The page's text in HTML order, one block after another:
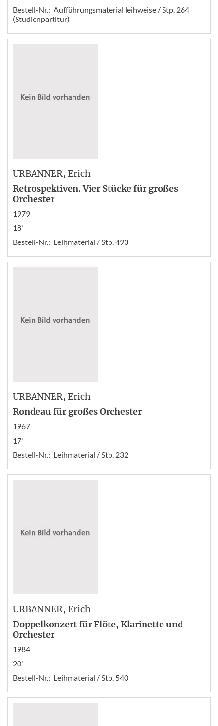
Bestell-Nr.: Aufführungsmaterial leihweise / Stp. 264
(Studienpartitur)
URBANNER, Erich
Retrospektiven. Vier Stücke für großes
Orchester
1979
18'
Bestell-Nr.: Leihmaterial / Stp. 493
URBANNER, Erich
Rondeau für großes Orchester
1967
17'
Bestell-Nr.: Leihmaterial / Stp. 232
URBANNER, Erich
Doppelkonzert für Flöte, Klarinette und
Orchester
1984
20'
Bestell-Nr.: Leihmaterial / Stp. 540